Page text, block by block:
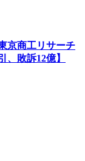
京商工リサーチ
敗訴12億】